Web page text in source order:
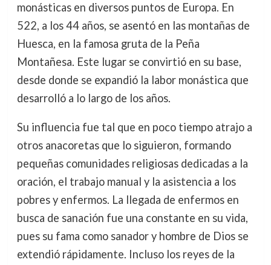
monásticas en diversos puntos de Europa. En
522, a los 44 años, se asentó en las montañas de
Huesca, en la famosa gruta de la Peña
Montañesa. Este lugar se convirtió en su base,
desde donde se expandió la labor monástica que
desarrolló a lo largo de los años.
Su influencia fue tal que en poco tiempo atrajo a
otros anacoretas que lo siguieron, formando
pequeñas comunidades religiosas dedicadas a la
oración, el trabajo manual y la asistencia a los
pobres y enfermos. La llegada de enfermos en
busca de sanación fue una constante en su vida,
pues su fama como sanador y hombre de Dios se
extendió rápidamente. Incluso los reyes de la